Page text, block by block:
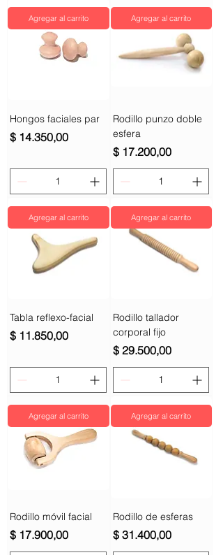
Agregar al carrito
Hongos faciales par
Precio
$ 14.350,00
Agregar al carrito
Rodillo punzo doble
esfera
Precio
$ 17.200,00
Agregar al carrito
Tabla reflexo-facial
Precio
$ 11.850,00
Agregar al carrito
Rodillo tallador
corporal fijo
Precio
$ 29.500,00
Agregar al carrito
Rodillo móvil facial
Precio
$ 17.900,00
Agregar al carrito
Rodillo de esferas
Precio
$ 31.400,00